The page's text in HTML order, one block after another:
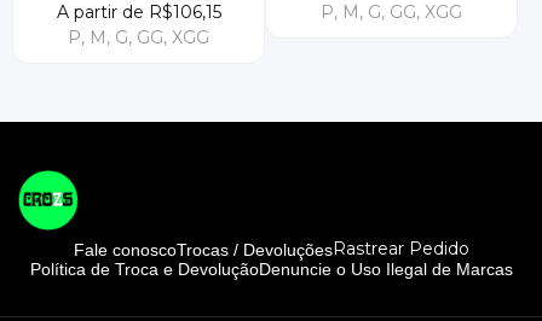
A partir de R$106,15
P, M, G, GG, XGG
P, M, G, GG, XGG
Fale conoscoTrocas / DevoluçõesRastrear Pedido
Política de Troca e DevoluçãoDenuncie o Uso Ilegal de Marcas